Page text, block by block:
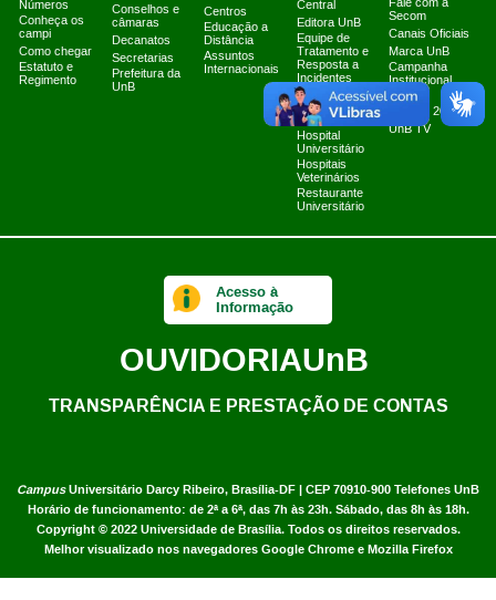
Números
Conheça os
campi
Como chegar
Estatuto e
Regimento
Conselhos e
câmaras
Decanatos
Secretarias
Prefeitura da
UnB
Centros
Educação a
Distância
Assuntos
Internacionais
Central
Editora UnB
Equipe de
Tratamento e
Resposta a
Incidentes
Cibernéticos
Fazenda Água
Limpa
Hospital
Universitário
Hospitais
Veterinários
Restaurante
Universitário
Fale com a
Secom
Canais Oficiais
Marca UnB
Campanha
Institucional
2025
Planner 2024
UnB TV
CampusUniversitário Darcy Ribeiro, Brasília-DF | CEP 70910-900 Telefones UnB
Horário de funcionamento: de 2ª a 6ª, das 7h às 23h. Sábado, das 8h às 18h.
Copyright © 2022 Universidade de Brasília. Todos os direitos reservados.
Melhor visualizado nos navegadores Google Chrome e Mozilla Firefox
Acesso à
Informação
OUVIDORIAUnB
TRANSPARÊNCIA E PRESTAÇÃO DE CONTAS